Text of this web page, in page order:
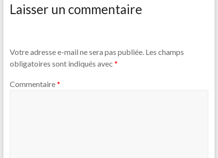
Laisser un commentaire
Votre adresse e-mail ne sera pas publiée. Les champs
obligatoires sont indiqués avec *
Commentaire*